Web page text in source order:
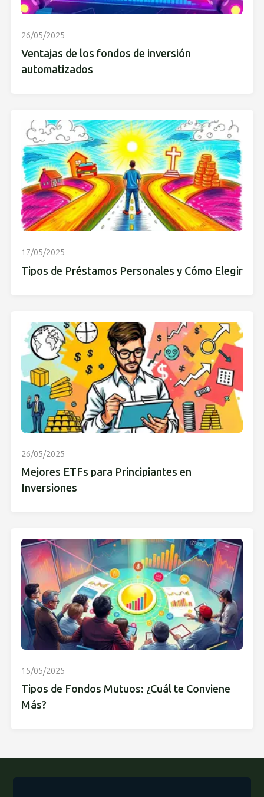
26/05/2025
Ventajas de los fondos de inversión
automatizados
17/05/2025
Tipos de Préstamos Personales y Cómo Elegir
26/05/2025
Mejores ETFs para Principiantes en
Inversiones
15/05/2025
Tipos de Fondos Mutuos: ¿Cuál te Conviene
Más?